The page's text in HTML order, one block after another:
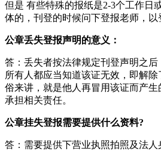
但是 有些特殊的报纸是2-3个工作日
体的，刊登的时候问下登报老师，以
公章丢失登报声明的意义：
答：丢失者按法律规定刊登声明之
所有人都应当知道该证无效，即解
俗来讲，就是他人再冒用该证而产
承担相关责任。
公章挂失登报需要提供什么资料?
答：需要提供下营业执照拍照及法人